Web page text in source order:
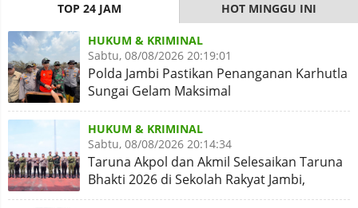
TOP 24 JAM HOT MINGGU INI
HUKUM & KRIMINAL
Sabtu, 08/08/2026 20:19:01
Polda Jambi Pastikan Penanganan Karhutla
Sungai Gelam Maksimal
HUKUM & KRIMINAL
Sabtu, 08/08/2026 20:14:34
Taruna Akpol dan Akmil Selesaikan Taruna
Bhakti 2026 di Sekolah Rakyat Jambi,
Kegiatan Aman Lancar